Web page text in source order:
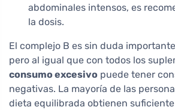
abdominales intensos, es
la dosis.
El complejo B es sin duda
pero al igual que con todos los
consumo excesivo puede tener
negativas. La mayoría de las
dieta equilibrada obtienen